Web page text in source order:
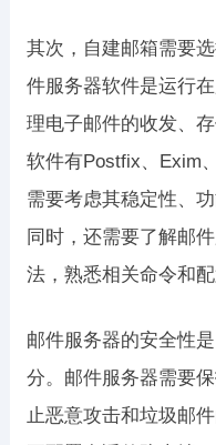
其次，自建邮箱需要
件服务器软件是运行
理电子邮件的收发、
软件有Postfix、Exim
需要考虑其稳定性、
同时，还需要了解邮
法，熟悉相关命令和配
邮件服务器的安全性
分。邮件服务器需要
止恶意攻击和垃圾邮